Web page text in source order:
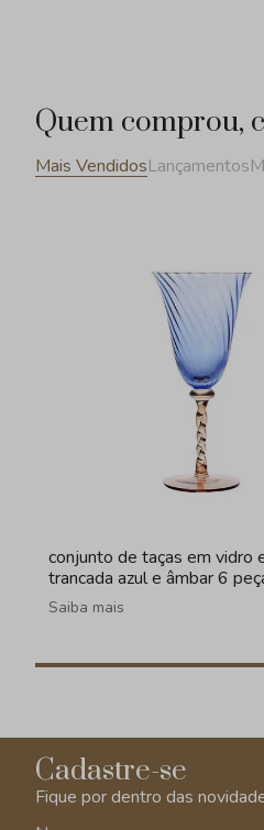
Quem comprou,
Mais VendidosLançamentos
conjunto de taças em vidro
trancada azul e âmbar 6
Saiba mais
Cadastre-se
Fique por dentro das